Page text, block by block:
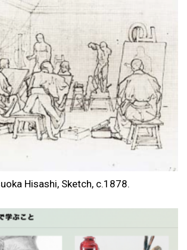
Hisashi, Sketch, c.1878.